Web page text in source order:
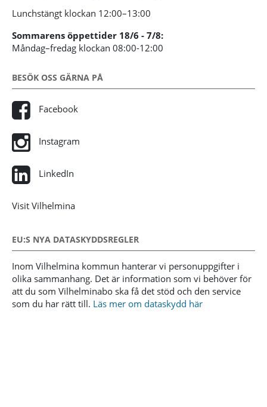
Lunchstängt klockan 12:00–13:00
Sommarens öppettider 18/6 - 7/8:
Måndag–fredag klockan 08:00-12:00
BESÖK OSS GÄRNA PÅ
Facebook
Instagram
LinkedIn
Visit Vilhelmina
EU:S NYA DATASKYDDSREGLER
Inom Vilhelmina kommun hanterar vi personuppgifter i
olika sammanhang. Det är information som vi behöver för
att du som Vilhelminabo ska få det stöd och den service
som du har rätt till. Läs mer om dataskydd här